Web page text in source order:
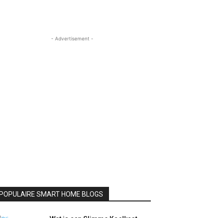
- Advertisement -
SMART HOME BLOGS